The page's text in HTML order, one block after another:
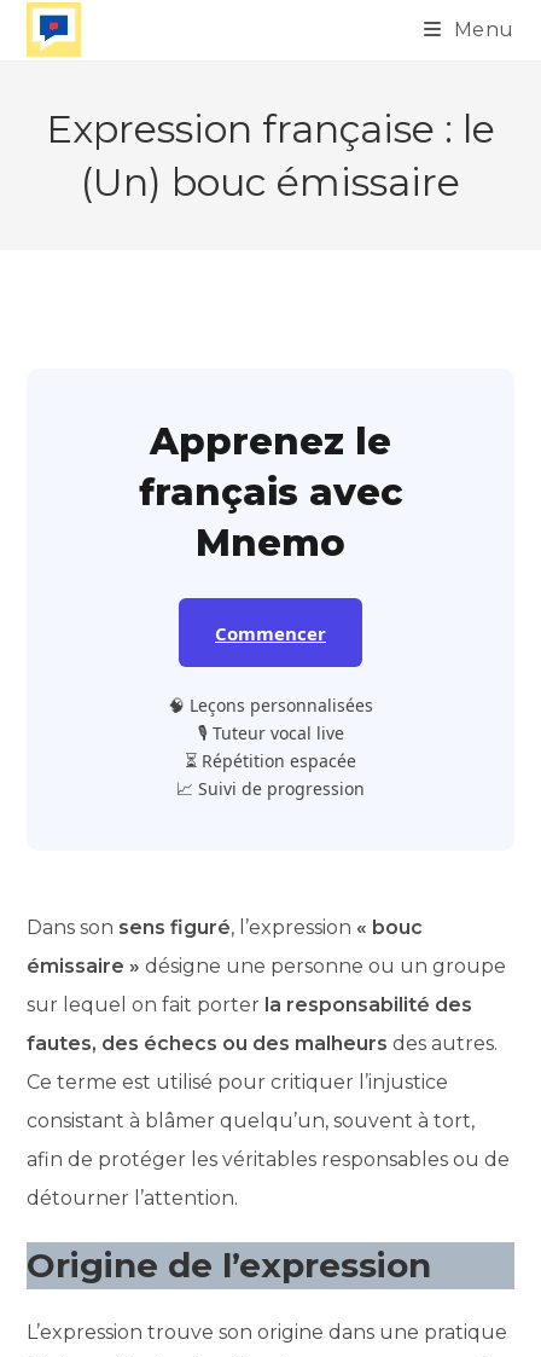
Skip
Menu
Expression française : le
(Un) bouc émissaire
Apprenez le
français avec
Mnemo
Commencer
🧠 Leçons personnalisées
🎙️ Tuteur vocal live
⏳ Répétition espacée
📈 Suivi de progression
Dans son sens figuré, l’expression « bouc
émissaire » désigne une personne ou un groupe
sur lequel on fait porter la responsabilité des
fautes, des échecs ou des malheurs des autres.
Ce terme est utilisé pour critiquer l’injustice
consistant à blâmer quelqu’un, souvent à tort,
afin de protéger les véritables responsables ou de
détourner l’attention.
Origine de l’expression
L’expression trouve son origine dans une pratique